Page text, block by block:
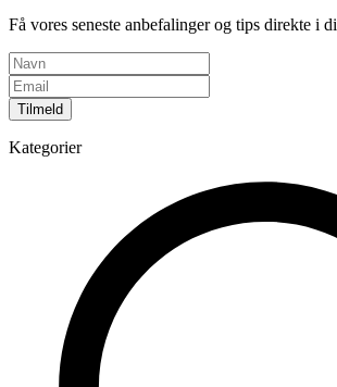
Få vores seneste anbefalinger og tips direkte i
Tilmeld
Kategorier